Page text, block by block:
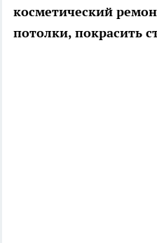
косметический
потолки, покрасить